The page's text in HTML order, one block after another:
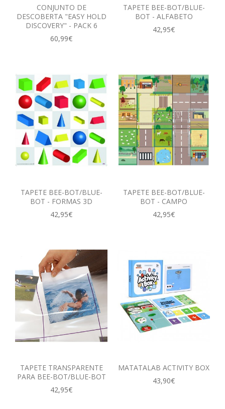
CONJUNTO DE
DESCOBERTA "EASY HOLD
DISCOVERY" - PACK 6
60,99€
TAPETE BEE-BOT/BLUE-
BOT - ALFABETO
42,95€
TAPETE BEE-BOT/BLUE-
BOT - FORMAS 3D
42,95€
TAPETE BEE-BOT/BLUE-
BOT - CAMPO
42,95€
TAPETE TRANSPARENTE
PARA BEE-BOT/BLUE-BOT
42,95€
MATATALAB ACTIVITY BOX
43,90€